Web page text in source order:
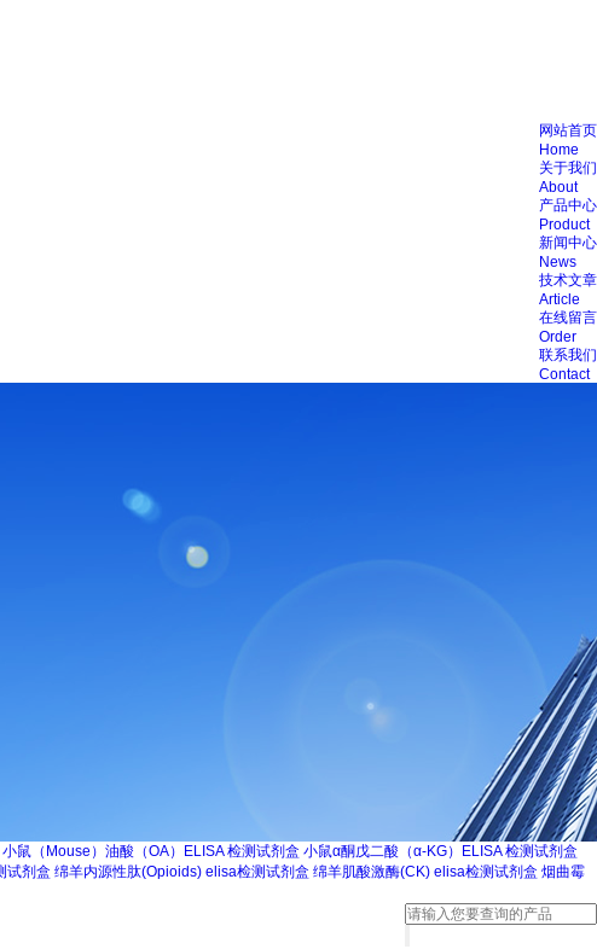
网站首页
Home
关于我们
About
产品中心
Product
新闻中心
News
技术文章
Article
在线留言
Order
联系我们
Contact
小鼠（Mouse）油酸（OA）ELISA 检测试剂盒 小鼠α酮戊二酸（α-KG）ELISA 检测试剂盒
试剂盒 绵羊内源性肽(Opioids) elisa检测试剂盒 绵羊肌酸激酶(CK) elisa检测试剂盒 烟曲霉